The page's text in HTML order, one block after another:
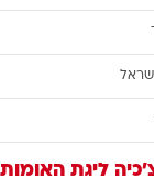
האומות -
- דרג ב',